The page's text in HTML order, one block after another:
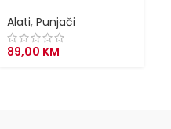
Alati, Punjači
89,00 KM